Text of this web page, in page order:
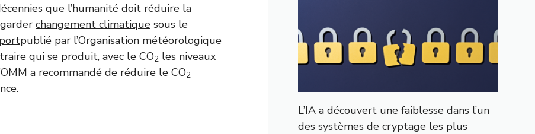
que l’humanité doit réduire la
changement climatique sous le
publié par l’Organisation météorologique
qui se produit, avec le CO2 les niveaux
a recommandé de réduire le CO2
L’IA a découvert une faiblesse dans l’un
des systèmes de cryptage les plus